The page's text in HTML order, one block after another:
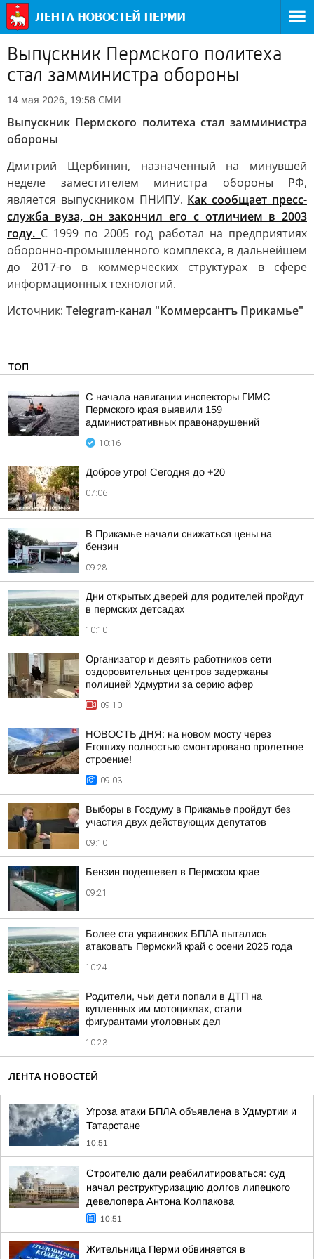
Выпускник Пермского политеха
стал замминистра обороны
14 мая 2026, 19:58 СМИ
Выпускник Пермского политеха стал замминистра
обороны
Дмитрий Щербинин, назначенный на минувшей
неделе заместителем министра обороны РФ,
является выпускником ПНИПУ. Как сообщает пресс-
служба вуза, он закончил его с отличием в 2003
году. С 1999 по 2005 год работал на предприятиях
оборонно-промышленного комплекса, в дальнейшем
до 2017-го в коммерческих структурах в сфере
информационных технологий.
Источник: Telegram-канал "Коммерсантъ Прикамье"
ТОП
С начала навигации инспекторы ГИМС
Пермского края выявили 159
административных правонарушений
10:16
Доброе утро! Сегодня до +20
07:06
В Прикамье начали снижаться цены на
бензин
09:28
Дни открытых дверей для родителей пройдут
в пермских детсадах
10:10
Организатор и девять работников сети
оздоровительных центров задержаны
полицией Удмуртии за серию афер
09:10
НОВОСТЬ ДНЯ: на новом мосту через
Егошиху полностью смонтировано пролетное
строение!
09:03
Выборы в Госдуму в Прикамье пройдут без
участия двух действующих депутатов
09:10
Бензин подешевел в Пермском крае
09:21
Более ста украинских БПЛА пытались
атаковать Пермский край с осени 2025 года
10:24
Родители, чьи дети попали в ДТП на
купленных им мотоциклах, стали
фигурантами уголовных дел
10:23
ЛЕНТА НОВОСТЕЙ
Угроза атаки БПЛА объявлена в Удмуртии и
Татарстане
10:51
Строителю дали реабилитироваться: суд
начал реструктуризацию долгов липецкого
девелопера Антона Колпакова
10:51
Жительница Перми обвиняется в